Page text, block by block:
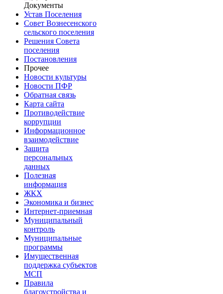
Документы
Устав Поселения
Совет Вознесенского
сельского поселения
Решения Совета
поселения
Постановления
Прочее
Новости культуры
Новости ПФР
Обратная связь
Карта сайта
Противодействие
коррупции
Информационное
взаимодействие
Защита
персональных
данных
Полезная
информация
ЖКХ
Экономика и бизнес
Интернет-приемная
Муниципальный
контроль
Муниципальные
программы
Имущественная
поддержка субъектов
МСП
Правила
благоустройства и